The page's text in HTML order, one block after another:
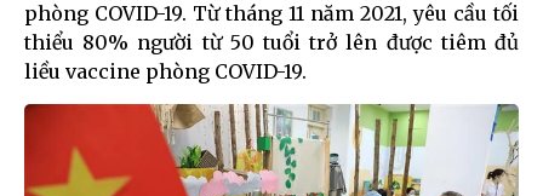
phòng COVID-19. Từ tháng 11 năm 2021, yêu cầu tối
thiểu 80% người từ 50 tuổi trở lên được tiêm đủ
liều vaccine phòng COVID-19.